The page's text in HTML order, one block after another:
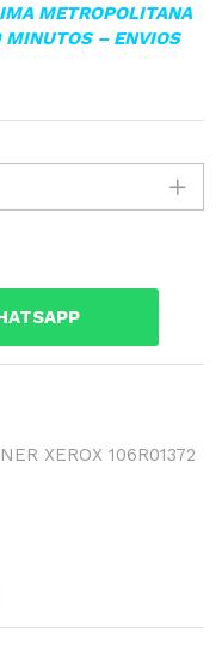
METROPOLITANA
MINUTOS – ENVIOS
XEROX 106R01372